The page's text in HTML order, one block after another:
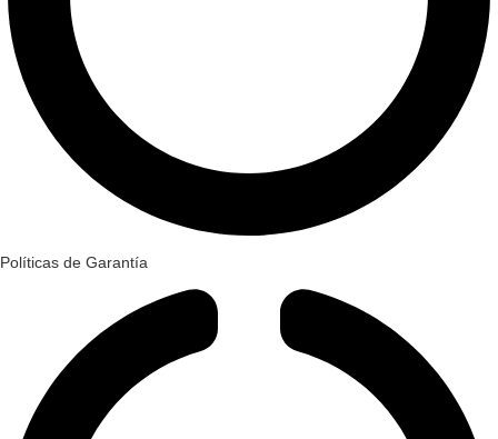
Políticas de Garantía